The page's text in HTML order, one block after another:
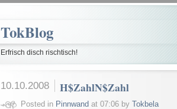
TokBlog
Erfrisch disch rischtisch!
10.10.2008 H$ZahlN$Zahl
Posted in Pinnwandat 07:06 by Tokbela